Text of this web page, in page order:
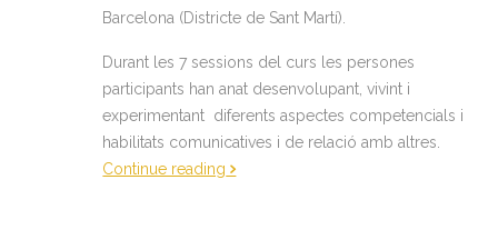
Barcelona (Districte de Sant Martí).
Durant les 7 sessions del curs les persones
participants han anat desenvolupant, vivint i
experimentant diferents aspectes competencials i
habilitats comunicatives i de relació amb altres.
Continue reading